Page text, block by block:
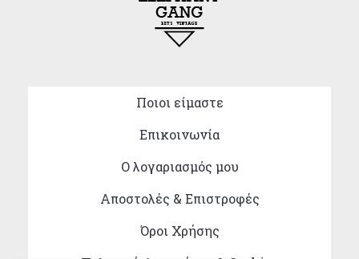
Ποιοι είμαστε
Επικοινωνία
Ο λογαριασμός μου
Αποστολές & Επιστροφές
Όροι Χρήσης